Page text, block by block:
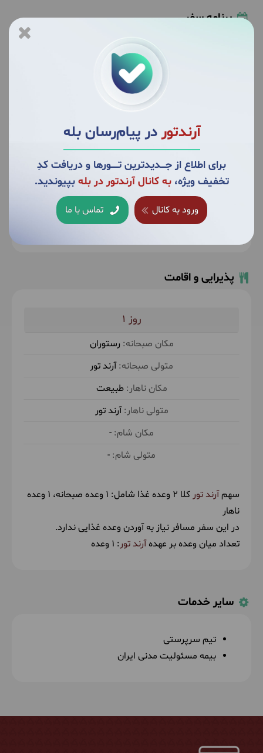
آرندتوردر پیام‌رسان بله
برای اطلاع از جــــدیدترین تــــــورها و دریافت کدِ
تخفیف ویژه،به کانال آرندتور در بله بپیوندید.
ورود به کانال تماس با ما
برنامه سفر
1
1405/04/25
|
July 16, 2026
از تهران راهی جاده‌های سرسبز شمال می‌شویم. پس از
صرف صبحانه، در هوای دلچسب منطقه مسیر خود را به
سمت شیرگاه ادامه خواهیم داد. به جنگل و دریاچه
زیبای برنجستانک خواهیم رسید و گشت با کشتی بر
روی دریاچه برنجستانک را تجربه خواهیم کرد. پس از آن
برای ساعاتی به پیمایشی جذاب در جنگلهای هیرکانی
خواهیم پرداخت و در کنار آشنایی با پوشش گیاهی و
جانوری منطقه، از گونه های مختلف درختان هیرکانی
درختان شمال به سمت تهران بازخواهیم گشت.
بیشــتر
پذیرایی و اقامت
1
رستوران
آرند تور
طبیعت
آرند تور
-
-
سهمآرند تور کلا 2 وعده غذا شامل: 1 وعده صبحانه
1 وعده
ناهار
در این سفر مسافر نیاز به آوردن وعده غذایی ندارد.
تعداد میان وعده بر عهدهآرند تور: 1 وعده
سایر خدمات
تیم سرپرستی
بیمه مسئولیت مدنی ایران